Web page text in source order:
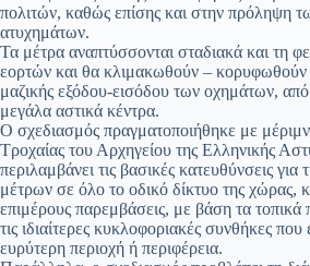
πολιτών, καθώς επίσης και στην πρόληψη
ατυχημάτων.
Τα μέτρα αναπτύσσονται σταδιακά και τη
εορτών και θα κλιμακωθούν – κορυφωθούν
μαζικής εξόδου-εισόδου των οχημάτων,
μεγάλα αστικά κέντρα.
Ο σχεδιασμός πραγματοποιήθηκε με
Τροχαίας του Αρχηγείου της Ελληνικής
περιλαμβάνει τις βασικές κατευθύνσεις
μέτρων σε όλο το οδικό δίκτυο της χώρας,
επιμέρους παρεμβάσεις, με βάση τα τοπικά
τις ιδιαίτερες κυκλοφοριακές συνθήκες
ευρύτερη περιοχή ή περιφέρεια.